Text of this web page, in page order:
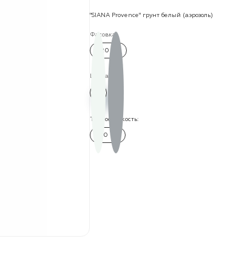
"SIANA Provence" грунт белый (аэрозоль)
Фасовка:
520 мл
Цвета:
Термостойкость:
150 °C